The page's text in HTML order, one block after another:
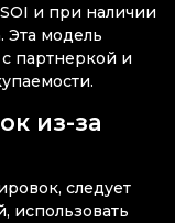
и при наличии
Эта модель
партнеркой и
из-за
следует
использовать